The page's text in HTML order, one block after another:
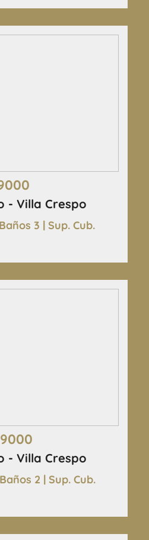
- Villa Crespo
3 | Sup. Cub.
- Villa Crespo
2 | Sup. Cub.